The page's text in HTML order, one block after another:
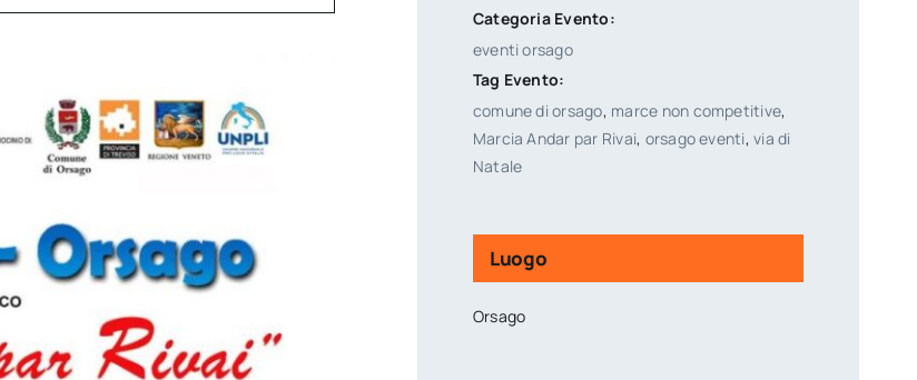
Categoria Evento:
eventi orsago
Tag Evento:
comune di orsago, marce non competitive,
Marcia Andar par Rivai, orsago eventi,via di
Natale
Luogo
Orsago